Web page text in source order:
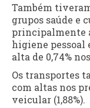
Também
grupos saúde e
principalmente
higiene pessoal
alta de 0,74%
Os transportes
com altas nos
veicular (1,88%).